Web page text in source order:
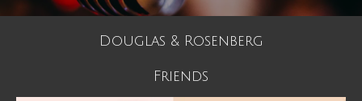
Douglas & Rosenberg
Friends